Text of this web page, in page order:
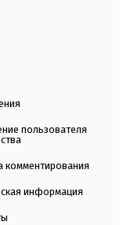
пользователя
комментирования
информация